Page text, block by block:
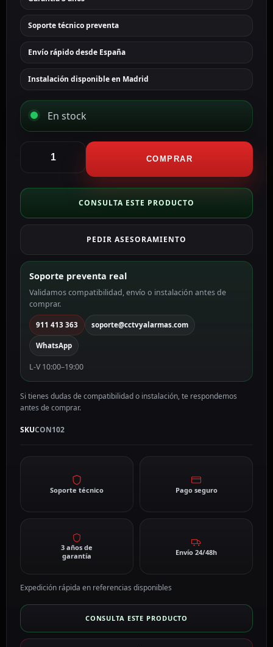
Soporte técnico preventa
Envío rápido desde España
Instalación disponible en Madrid
En stock
Distribuidor
alimentación
cantidad
COMPRAR
CONSULTA ESTE PRODUCTO
PEDIR ASESORAMIENTO
Soporte preventa real
Validamos compatibilidad, envío o instalación antes de
comprar.
911 413 363 soporte@cctvyalarmas.com
WhatsApp
L-V 10:00–19:00
Si tienes dudas de compatibilidad o instalación, te respondemos
antes de comprar.
SKUCON102
Soporte técnico Pago seguro
3 años de
garantía
Envío 24/48h
Expedición rápida en referencias disponibles
CONSULTA ESTE PRODUCTO